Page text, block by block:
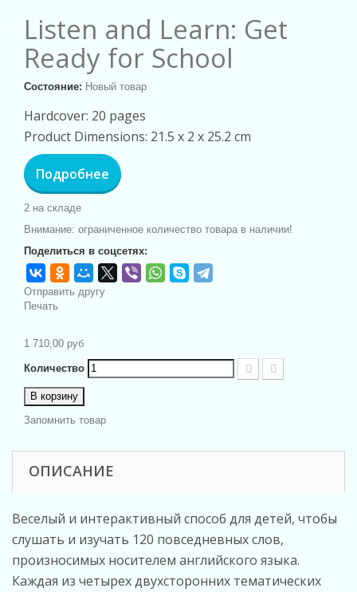
Listen and Learn: Get
Ready for School
Состояние: Новый товар
Hardcover: 20 pages
Product Dimensions: 21.5 x 2 x 25.2 cm
Подробнее
2 на складе
Внимание: ограниченное количество товара в наличии!
Поделиться в соцсетях:
Отправить другу
Печать
1 710,00 руб
Количество
В корзину
Запомнить товар
ОПИСАНИЕ
Веселый и интерактивный способ для детей, чтобы
слушать и изучать 120 повседневных слов,
произносимых носителем английского языка.
Каждая из четырех двухсторонних тематических